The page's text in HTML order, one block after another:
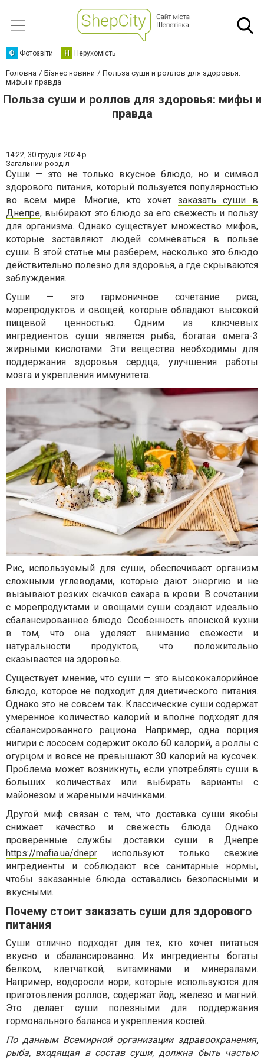
Ф Фотозвіти Н Нерухомість
Головна Бізнес новини
Польза суши и роллов для здоровья:
мифы и правда
Польза суши и роллов для здоровья: мифы и
правда
14:22, 30 грудня 2024 р.
Загальний розділ
Суши — это не только вкусное блюдо, но и символ
здорового питания, который пользуется популярностью
во всем мире. Многие, кто хочет заказать суши в
Днепре, выбирают это блюдо за его свежесть и пользу
для организма. Однако существует множество мифов,
которые заставляют людей сомневаться в пользе
суши. В этой статье мы разберем, насколько это блюдо
действительно полезно для здоровья, а где скрываются
заблуждения.
Суши — это гармоничное сочетание риса,
морепродуктов и овощей, которые обладают высокой
пищевой ценностью. Одним из ключевых
ингредиентов суши является рыба, богатая омега-3
жирными кислотами. Эти вещества необходимы для
поддержания здоровья сердца, улучшения работы
мозга и укрепления иммунитета.
Рис, используемый для суши, обеспечивает организм
сложными углеводами, которые дают энергию и не
вызывают резких скачков сахара в крови. В сочетании
с морепродуктами и овощами суши создают идеально
сбалансированное блюдо. Особенность японской кухни
в том, что она уделяет внимание свежести и
натуральности продуктов, что положительно
сказывается на здоровье.
Существует мнение, что суши — это высококалорийное
блюдо, которое не подходит для диетического питания.
Однако это не совсем так. Классические суши содержат
умеренное количество калорий и вполне подходят для
сбалансированного рациона. Например, одна порция
нигири с лососем содержит около 60 калорий, а роллы с
огурцом и вовсе не превышают 30 калорий на кусочек.
Проблема может возникнуть, если употреблять суши в
больших количествах или выбирать варианты с
майонезом и жареными начинками.
Другой миф связан с тем, что доставка суши якобы
снижает качество и свежесть блюда. Однако
проверенные службы доставки суши в Днепре
https://mafia.ua/dnepr используют только свежие
ингредиенты и соблюдают все санитарные нормы,
чтобы заказанные блюда оставались безопасными и
вкусными.
Почему стоит заказать суши для здорового
питания
Суши отлично подходят для тех, кто хочет питаться
вкусно и сбалансированно. Их ингредиенты богаты
белком, клетчаткой, витаминами и минералами.
Например, водоросли нори, которые используются для
приготовления роллов, содержат йод, железо и магний.
Это делает суши полезными для поддержания
гормонального баланса и укрепления костей.
По данным Всемирной организации здравоохранения,
рыба, входящая в состав суши, должна быть частью